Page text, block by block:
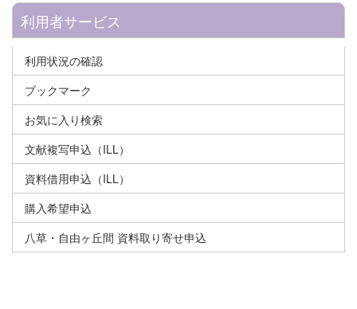
利用者サービス
利用状況の確認
ブックマーク
お気に入り検索
文献複写申込（ILL）
資料借用申込（ILL）
購入希望申込
八草・自由ヶ丘間 資料取り寄せ申込